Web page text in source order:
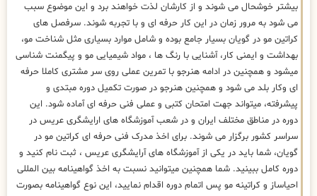
بیشتر خوشحال می شوند و از کارشان لذت خواهند برد و این موضوع سبب
می شود به مرور زمان در این کار حرفه ای و با تجربه شوند. سرفصل های
کراتین مو در گویان بسیار جامع بوده و شامل موارد بسیاری مثل شناخت مو،
بهداشت و ایمنی کار، آشنایی با رنگ ها ، مواد شیمیایی مو و پیگمنت شناسی
میشود و همچنین در ادامه هنرجو با تمرین عملی روی سر مشتری کاملا حرفه
ای وکار بلد می شود و همچنین هنرجو در صورت تکمیل دوره مبتدی و
پیشرفته، میتواند جهت امتحان کتبی و عملی فنی حرفه ای آماده شود. این
دوره در مناطق مختلف ایران و در شعب آموزشگاه های ارایشگری عریس در
سراسر کشور برگزار می شوند. برای اخذ مدرک فنی حرفه ای کراتین مو در
گویان، شما باید در یکی از آموزشگاه های آرایشگری عریس ، ثبت نام کنید و
دوره کامل ببینید. شما همچنین میتوانید نسبت به اخذ گواهینامه بین المللی
احیاساز و کراتینه مو پس اتمام دوره اقدام نمایید، این نوع گواهینامه بصورت